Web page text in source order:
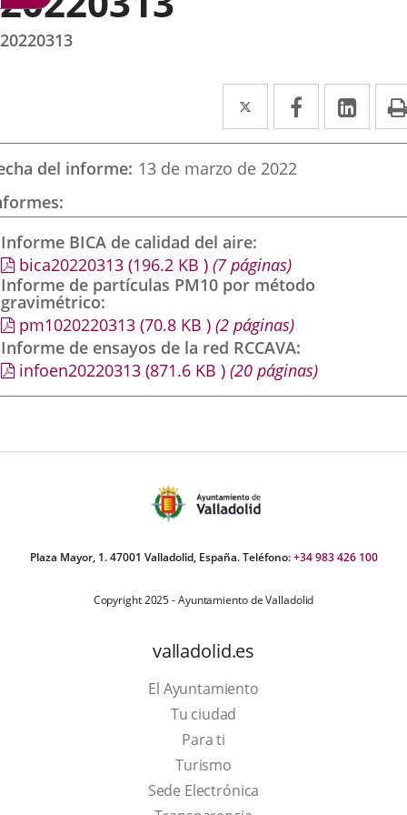
20220313
Twitter
Enlace
a
una
externa.
Facebook
Enlace
a
externa.
a
del informe 13 de marzo de 2022
Informe BICA de calidad del aire
bica20220313 (196.2 KB ) (7 páginas)
Informe de partículas PM10 por método
gravimétrico
pm1020220313 (70.8 KB ) (2 páginas)
Informe de ensayos de la red RCCAVA
infoen20220313 (871.6 KB ) (20 páginas)
Plaza Mayor, 1. 47001 Valladolid, España. Teléfono:+34 983 426 100
Copyright 2025 - Ayuntamiento de Valladolid
valladolid.es
El Ayuntamiento
Tu ciudad
Para ti
TurismoThis
link
Sede Electrónica